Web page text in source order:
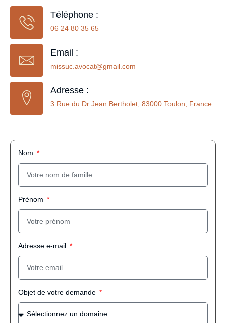
Téléphone :
06 24 80 35 65
Email :
missuc.avocat@gmail.com
Adresse :
3 Rue du Dr Jean Bertholet, 83000 Toulon, France
Nom
Prénom
Adresse e-mail
Objet de votre demande